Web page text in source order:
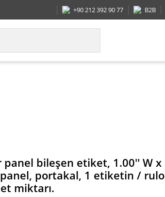
+90 212 392 90 77 B2B
bileşen etiket, 1.00'' W x
portakal, 1 etiketin /
miktarı.